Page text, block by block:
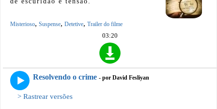
Misterioso, Suspense, Detetive, Trailer do filme
03:20
Resolvendo o crime - por David Fesliyan
> Rastrear versões